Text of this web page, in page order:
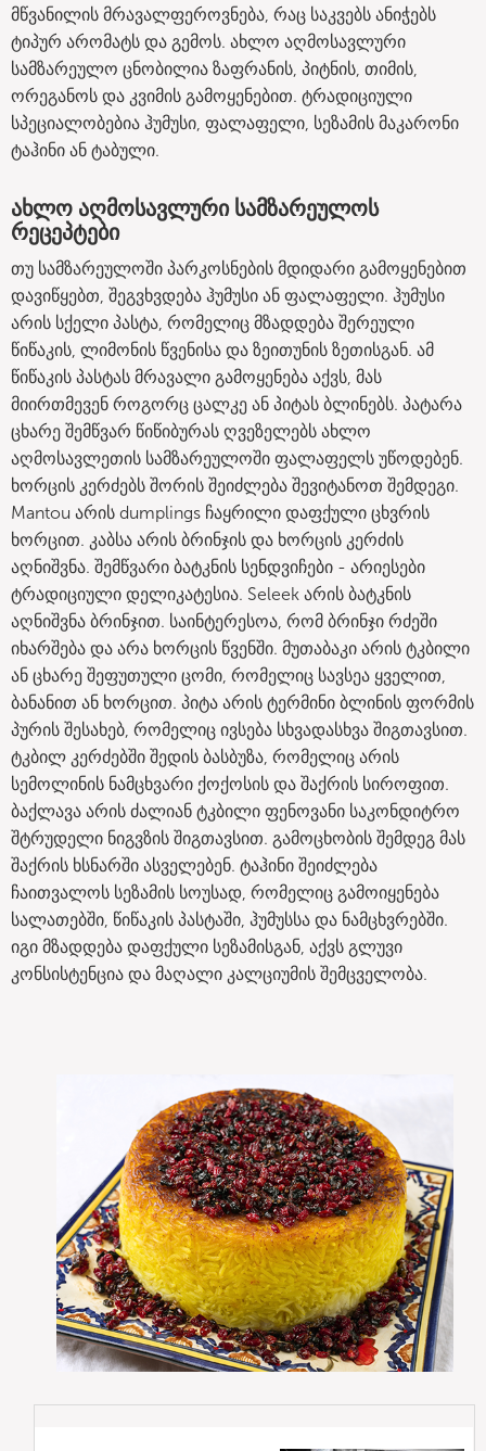
მწვანილის მრავალფეროვნება, რაც საკვებს ანიჭებს
ტიპურ არომატს და გემოს. ახლო აღმოსავლური
სამზარეულო ცნობილია ზაფრანის, პიტნის, თიმის,
ორეგანოს და კვიმის გამოყენებით. ტრადიციული
სპეციალობებია ჰუმუსი, ფალაფელი, სეზამის მაკარონი
ტაჰინი ან ტაბული.
ახლო აღმოსავლური სამზარეულოს
რეცეპტები
თუ სამზარეულოში პარკოსნების მდიდარი გამოყენებით
დავიწყებთ, შეგვხვდება ჰუმუსი ან ფალაფელი. ჰუმუსი
არის სქელი პასტა, რომელიც მზადდება შერეული
წიწაკის, ლიმონის წვენისა და ზეითუნის ზეთისგან. ამ
წიწაკის პასტას მრავალი გამოყენება აქვს, მას
მიირთმევენ როგორც ცალკე ან პიტას ბლინებს. პატარა
ცხარე შემწვარ წიწიბურას ღვეზელებს ახლო
აღმოსავლეთის სამზარეულოში ფალაფელს უწოდებენ.
ხორცის კერძებს შორის შეიძლება შევიტანოთ შემდეგი.
Mantou არის dumplings ჩაყრილი დაფქული ცხვრის
ხორცით. კაბსა არის ბრინჯის და ხორცის კერძის
აღნიშვნა. შემწვარი ბატკნის სენდვიჩები - არიესები
ტრადიციული დელიკატესია. Seleek არის ბატკნის
აღნიშვნა ბრინჯით. საინტერესოა, რომ ბრინჯი რძეში
იხარშება და არა ხორცის წვენში. მუთაბაკი არის ტკბილი
ან ცხარე შეფუთული ცომი, რომელიც სავსეა ყველით,
ბანანით ან ხორცით. პიტა არის ტერმინი ბლინის ფორმის
პურის შესახებ, რომელიც ივსება სხვადასხვა შიგთავსით.
ტკბილ კერძებში შედის ბასბუზა, რომელიც არის
სემოლინის ნამცხვარი ქოქოსის და შაქრის სიროფით.
ბაქლავა არის ძალიან ტკბილი ფენოვანი საკონდიტრო
შტრუდელი ნიგვზის შიგთავსით. გამოცხობის შემდეგ მას
შაქრის ხსნარში ასველებენ. ტაჰინი შეიძლება
ჩაითვალოს სეზამის სოუსად, რომელიც გამოიყენება
სალათებში, წიწაკის პასტაში, ჰუმუსსა და ნამცხვრებში.
იგი მზადდება დაფქული სეზამისგან, აქვს გლუვი
კონსისტენცია და მაღალი კალციუმის შემცველობა.